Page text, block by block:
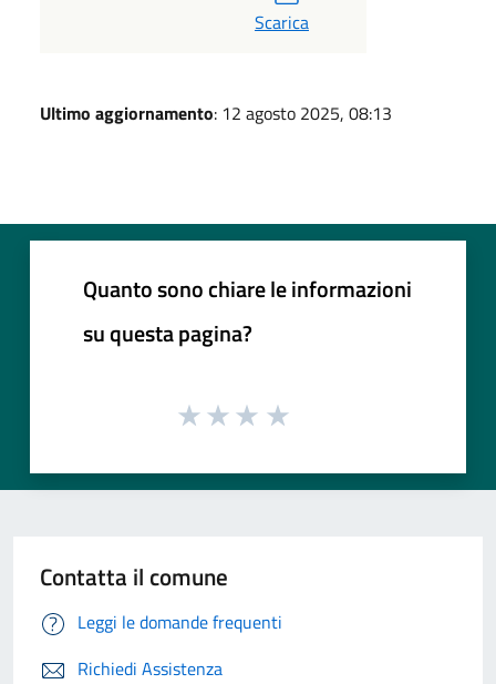
Scarica
Ultimo aggiornamento: 12 agosto 2025, 08:13
Quanto sono chiare le informazioni
su questa pagina?
Contatta il comune
Leggi le domande frequenti
Richiedi Assistenza